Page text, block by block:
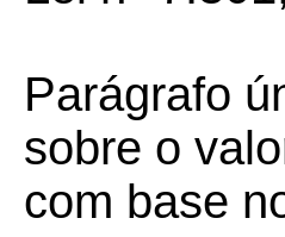
Parágrafo
sobre o
com base